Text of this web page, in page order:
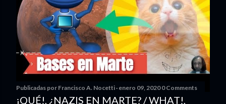
Publicadas por Francisco A. Nocetti enero 09, 20200 Comments
¡QUÉ!, ¿NAZIS EN MARTE? / WHAT!,